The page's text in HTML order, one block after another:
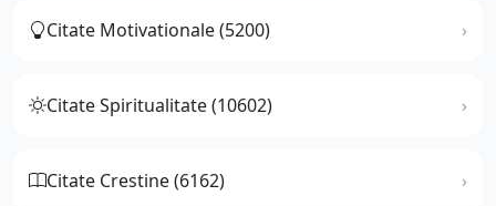
Citate Motivationale (5200)
Citate Spiritualitate (10602)
Citate Crestine (6162)